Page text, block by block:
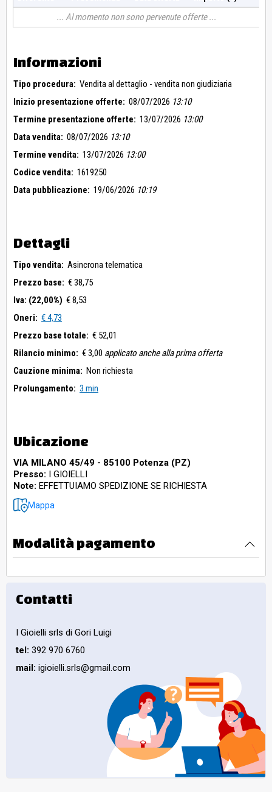
Al momento non sono pervenute offerte
Informazioni
Tipo procedura: Vendita al dettaglio - vendita non giudiziaria
Inizio presentazione offerte: 08/07/2026 13:10
Termine presentazione offerte: 13/07/2026 13:00
Data vendita: 08/07/2026 13:10
Termine vendita: 13/07/2026 13:00
Codice vendita: 1619250
Data pubblicazione: 19/06/2026 10:19
Dettagli
Tipo vendita: Asincrona telematica
Prezzo base: € 38,75
Iva: (22,00%) € 8,53
Oneri: € 4,73
Prezzo base totale: € 52,01
Rilancio minimo: € 3,00 applicato anche alla prima offerta
Cauzione minima: Non richiesta
Prolungamento: 3 min
Ubicazione
VIA MILANO 45/49 - 85100 Potenza (PZ)
Presso: I GIOIELLI
Note: EFFETTUIAMO SPEDIZIONE SE RICHIESTA
Mappa
Modalità pagamento
Contatti
I Gioielli srls di Gori Luigi
tel: 392 970 6760
mail: igioielli.srls@gmail.com